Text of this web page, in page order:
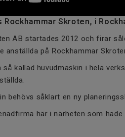
Rockhammar Skroten, i
AB startades 2012 och firar
anställda på Rockhammar
kallad huvudmaskin i hela
behövs såklart en ny
här i närheten som